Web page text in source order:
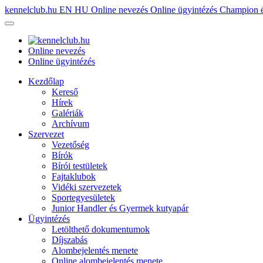
kennelclub.hu EN HU Online nevezés Online ügyintézés Champion
Online nevezés
Online ügyintézés
Kezdőlap
Kereső
Hírek
Galériák
Archívum
Szervezet
Vezetőség
Bírók
Bírói testületek
Fajtaklubok
Vidéki szervezetek
Sportegyesületek
Junior Handler és Gyermek kutyapár
Ügyintézés
Letölthető dokumentumok
Díjszabás
Alombejelentés menete
Online alombejelentés menete